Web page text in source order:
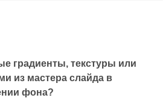
градиенты, текстуры или
из мастера слайда в
фона?